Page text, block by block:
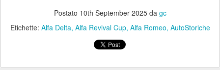
Postato 10th September 2025da gc
Etichette: Alfa Delta Alfa Revival Cup Alfa Romeo AutoStoriche